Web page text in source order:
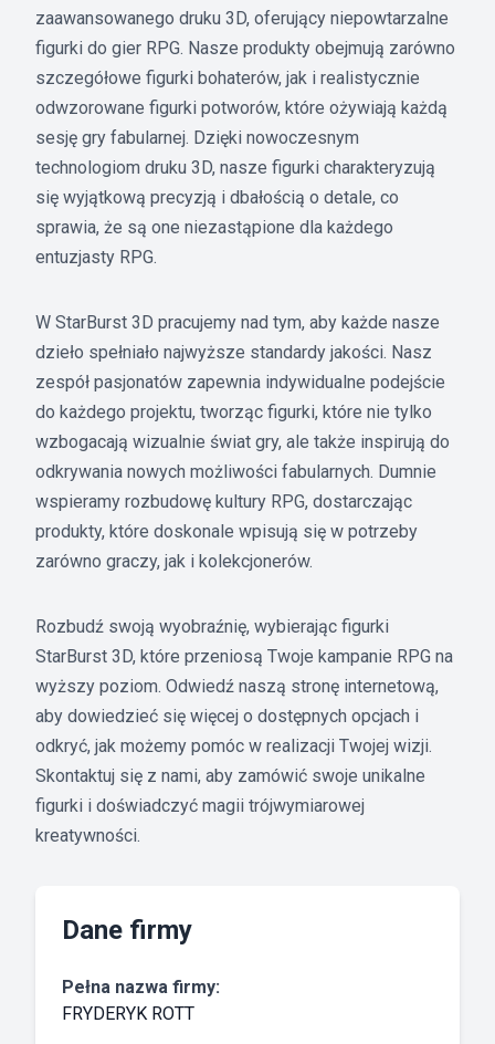
zaawansowanego druku 3D, oferujący niepowtarzalne
figurki do gier RPG. Nasze produkty obejmują zarówno
szczegółowe figurki bohaterów, jak i realistycznie
odwzorowane figurki potworów, które ożywiają każdą
sesję gry fabularnej. Dzięki nowoczesnym
technologiom druku 3D, nasze figurki charakteryzują
się wyjątkową precyzją i dbałością o detale, co
sprawia, że są one niezastąpione dla każdego
entuzjasty RPG.
W StarBurst 3D pracujemy nad tym, aby każde nasze
dzieło spełniało najwyższe standardy jakości. Nasz
zespół pasjonatów zapewnia indywidualne podejście
do każdego projektu, tworząc figurki, które nie tylko
wzbogacają wizualnie świat gry, ale także inspirują do
odkrywania nowych możliwości fabularnych. Dumnie
wspieramy rozbudowę kultury RPG, dostarczając
produkty, które doskonale wpisują się w potrzeby
zarówno graczy, jak i kolekcjonerów.
Rozbudź swoją wyobraźnię, wybierając figurki
StarBurst 3D, które przeniosą Twoje kampanie RPG na
wyższy poziom. Odwiedź naszą stronę internetową,
aby dowiedzieć się więcej o dostępnych opcjach i
odkryć, jak możemy pomóc w realizacji Twojej wizji.
Skontaktuj się z nami, aby zamówić swoje unikalne
figurki i doświadczyć magii trójwymiarowej
kreatywności.
Dane firmy
Pełna nazwa firmy:
FRYDERYK ROTT